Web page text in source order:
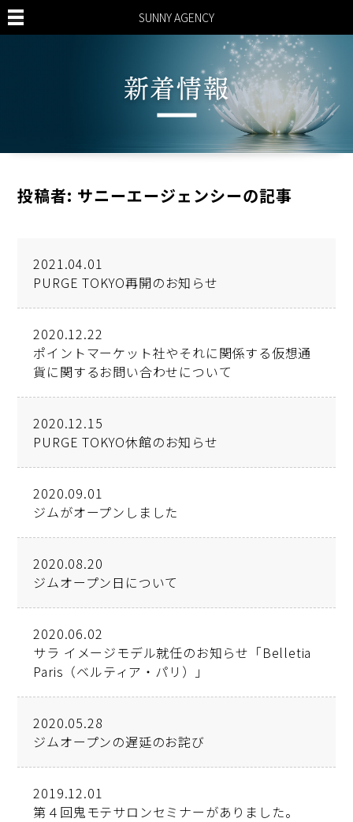
SUNNY AGENCY
新着情報
投稿者: サニーエージェンシーの記事
2021.04.01
PURGE TOKYO再開のお知らせ
2020.12.22
ポイントマーケット社やそれに関係する仮想通
貨に関するお問い合わせについて
2020.12.15
PURGE TOKYO休館のお知らせ
2020.09.01
ジムがオープンしました
2020.08.20
ジムオープン日について
2020.06.02
サラ イメージモデル就任のお知らせ「Belletia
Paris（ベルティア・パリ）」
2020.05.28
ジムオープンの遅延のお詫び
2019.12.01
第４回鬼モテサロンセミナーがありました。